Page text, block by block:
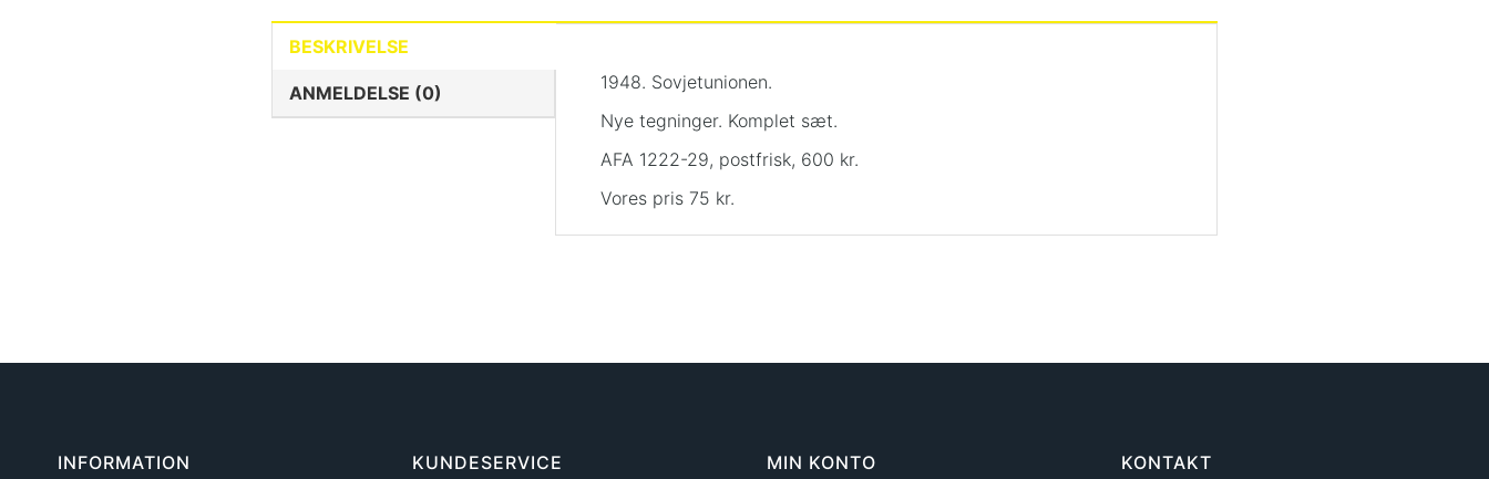
BESKRIVELSE
ANMELDELSE (0)
1948. Sovjetunionen.
Nye tegninger. Komplet sæt.
AFA 1222-29, postfrisk, 600 kr.
Vores pris 75 kr.
INFORMATION KUNDESERVICE MIN KONTO KONTAKT